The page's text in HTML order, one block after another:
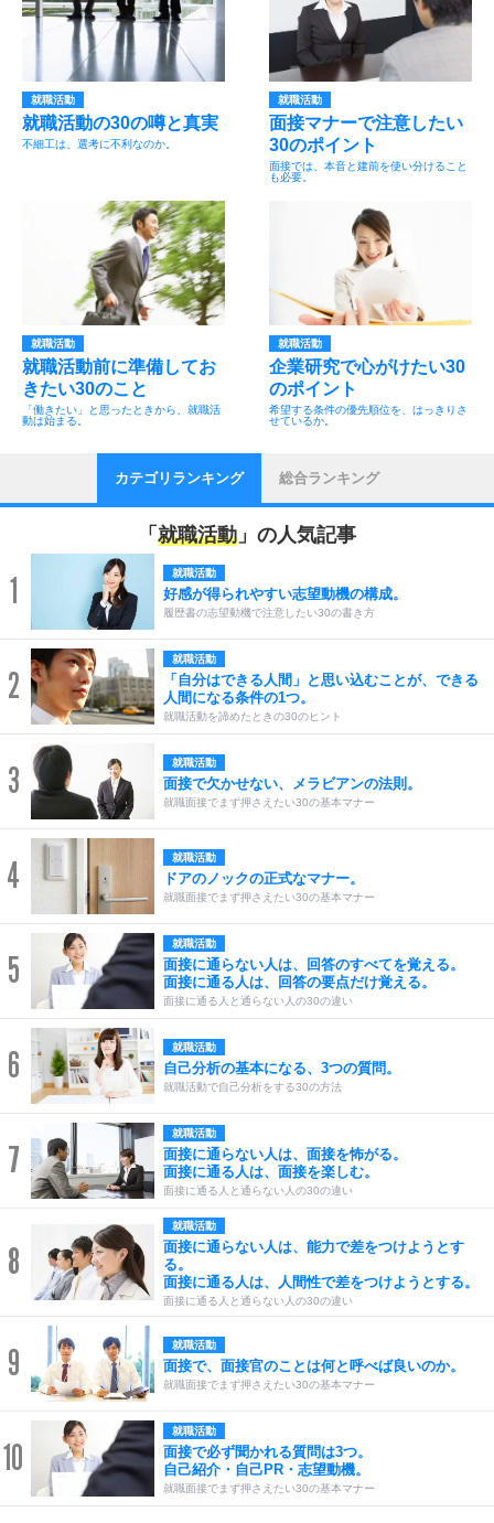
就職活動
就職活動の30の噂と真実
不細工は、選考に不利なのか。
就職活動
面接マナーで注意したい
30のポイント
面接では、本音と建前を使い分けること
も必要。
就職活動
就職活動前に準備してお
きたい30のこと
「働きたい」と思ったときから、就職活
動は始まる。
就職活動
企業研究で心がけたい30
のポイント
希望する条件の優先順位を、はっきりさ
せているか。
カテゴリランキング 総合ランキング
「 就職活動 」の人気記事
1 就職活動
好感が得られやすい志望動機の構成。
履歴書の志望動機で注意したい30の書き方
2
就職活動
「自分はできる人間」と思い込むことが、できる
人間になる条件の1つ。
就職活動を諦めたときの30のヒント
3 就職活動
面接で欠かせない、メラビアンの法則。
就職面接でまず押さえたい30の基本マナー
4 就職活動
ドアのノックの正式なマナー。
就職面接でまず押さえたい30の基本マナー
5
就職活動
面接に通らない人は、回答のすべてを覚える。
面接に通る人は、回答の要点だけ覚える。
面接に通る人と通らない人の30の違い
6 就職活動
自己分析の基本になる、3つの質問。
就職活動で自己分析をする30の方法
7
就職活動
面接に通らない人は、面接を怖がる。
面接に通る人は、面接を楽しむ。
面接に通る人と通らない人の30の違い
8
就職活動
面接に通らない人は、能力で差をつけようとす
る。
面接に通る人は、人間性で差をつけようとする。
面接に通る人と通らない人の30の違い
9 就職活動
面接で、面接官のことは何と呼べば良いのか。
就職面接でまず押さえたい30の基本マナー
10
就職活動
面接で必ず聞かれる質問は3つ。
自己紹介・自己PR・志望動機。
就職面接でまず押さえたい30の基本マナー